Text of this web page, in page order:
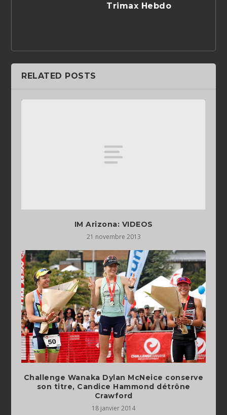
Trimax Hebdo
RELATED POSTS
IM Arizona: VIDEOS
21 novembre 2013
Challenge Wanaka Dylan McNeice conserve
son titre, Candice Hammond détrône
Crawford
18 janvier 2014